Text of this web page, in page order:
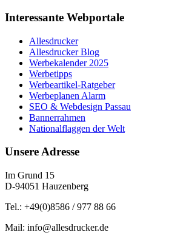
Interessante Webportale
Allesdrucker
Allesdrucker Blog
Werbekalender 2025
Werbetipps
Werbeartikel-Ratgeber
Werbeplanen Alarm
SEO & Webdesign Passau
Bannerrahmen
Nationalflaggen der Welt
Unsere Adresse
Im Grund 15
D-94051 Hauzenberg
Tel.: +49(0)8586 / 977 88 66
Mail: info@allesdrucker.de